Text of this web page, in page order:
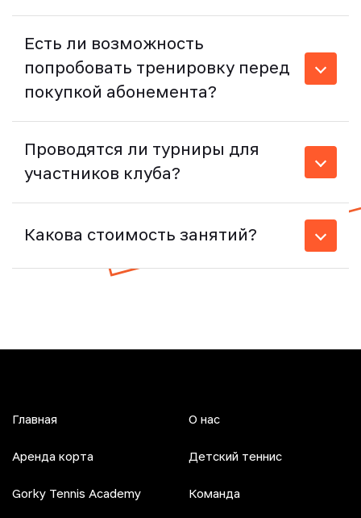
Есть ли возможность
попробовать тренировку перед
покупкой абонемента?
Проводятся ли турниры для
участников клуба?
Какова стоимость занятий?
Главная О нас
Аренда корта Детский теннис
Gorky Tennis Academy Команда